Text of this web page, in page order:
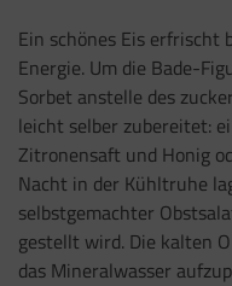
Ein schönes Eis erfrischt
Energie. Um die Bade-
Sorbet anstelle des
leicht selber zubereitet:
Zitronensaft und Honig
Nacht in der Kühltruhe
selbstgemachter
gestellt wird. Die kalten
das Mineralwasser